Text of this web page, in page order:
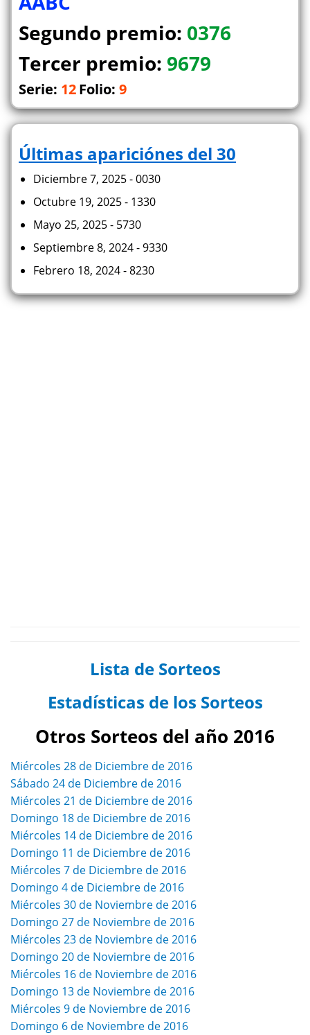
Segundo premio: 0376
Tercer premio: 9679
Serie: 12Folio: 9
Últimas apariciónes del 30
Diciembre 7, 2025 - 0030
Octubre 19, 2025 - 1330
Mayo 25, 2025 - 5730
Septiembre 8, 2024 - 9330
Febrero 18, 2024 - 8230
Lista de Sorteos
Estadísticas de los Sorteos
Otros Sorteos del año 2016
Miércoles 28 de Diciembre de 2016
Sábado 24 de Diciembre de 2016
Miércoles 21 de Diciembre de 2016
Domingo 18 de Diciembre de 2016
Miércoles 14 de Diciembre de 2016
Domingo 11 de Diciembre de 2016
Miércoles 7 de Diciembre de 2016
Domingo 4 de Diciembre de 2016
Miércoles 30 de Noviembre de 2016
Domingo 27 de Noviembre de 2016
Miércoles 23 de Noviembre de 2016
Domingo 20 de Noviembre de 2016
Miércoles 16 de Noviembre de 2016
Domingo 13 de Noviembre de 2016
Miércoles 9 de Noviembre de 2016
Domingo 6 de Noviembre de 2016